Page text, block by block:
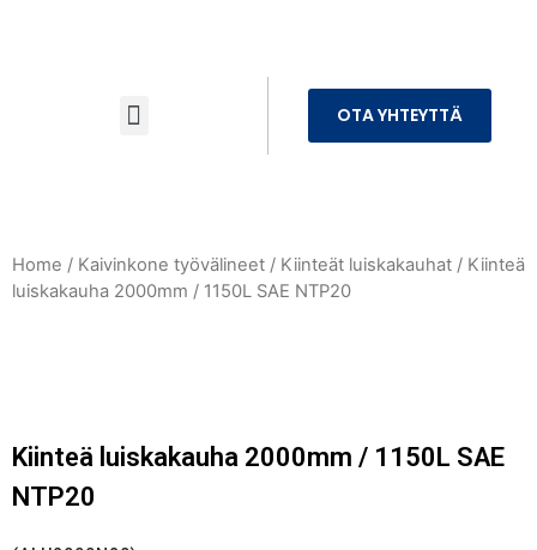
OTA YHTEYTTÄ
Home / Kaivinkone työvälineet / Kiinteät luiskakauhat / Kiinteä
luiskakauha 2000mm / 1150L SAE NTP20
Kiinteä luiskakauha 2000mm / 1150L SAE
NTP20